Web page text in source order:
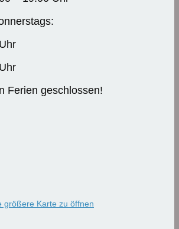
Ferien geschlossen!